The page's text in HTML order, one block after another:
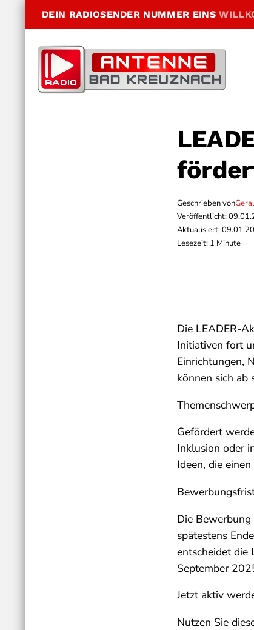
DEIN RADIOSENDER NUMMER EINS
Geschrieben von
Veröffentlicht:
Aktualisiert:
Lesezeit: 1 Minute
Die LEADER-
Initiativen fort
Einrichtungen,
können sich ab
Gefördert
Inklusion oder
Ideen, die
Die
spätestens
entscheidet die
September
Jetzt aktiv
Nutzen Sie